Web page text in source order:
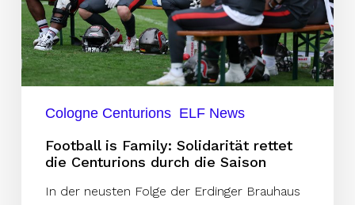
die
Centurions
durch
die
Cologne Centurions ELF News
Football is Family: Solidarität rettet
die Centurions durch die Saison
In der neusten Folge der Erdinger Brauhaus